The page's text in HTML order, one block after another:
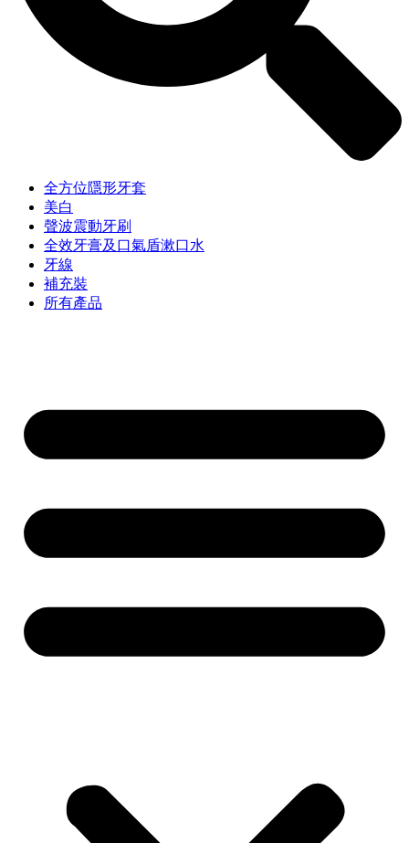
全方位隱形牙套
美白
聲波震動牙刷
全效牙膏及口氣盾漱口水
牙線
補充裝
所有產品